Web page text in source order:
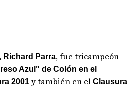
Richard Parra, fue tricampeón
Azul" de Colón en el
2001 y también en elClausura